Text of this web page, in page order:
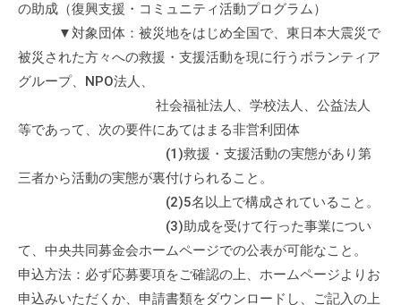
の助成（復興支援・コミュニティ活動プログラム）
▼対象団体：被災地をはじめ全国で、東日本大震災で
被災された方々への救援・支援活動を現に行うボランティア
グループ、NPO法人、
社会福祉法人、学校法人、公益法人
等であって、次の要件にあてはまる非営利団体
(1)救援・支援活動の実態があり第
三者から活動の実態が裏付けられること。
(2)5名以上で構成されていること。
(3)助成を受けて行った事業につい
て、中央共同募金会ホームページでの公表が可能なこと。
申込方法：必ず応募要項をご確認の上、ホームページよりお
申込みいただくか、申請書類をダウンロードし、ご記入の上